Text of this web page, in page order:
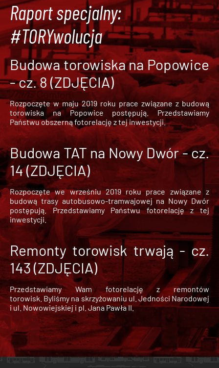
Raport specjalny:
#TORYwolucja
Budowa torowiska na Popowice
- cz. 8 (ZDJĘCIA)
Rozpoczęte w maju 2019 roku prace związane z budową
torowiska na Popowice
postępują. Przedstawiamy
Państwu obszerną fotorelację z tej inwestycji.
Budowa TAT na Nowy Dwór - cz.
14 (ZDJĘCIA)
Rozpoczęte we wrześniu 2019 roku prace związane z
budową trasy autobusowo-tramwajowej na Nowy Dwór
postępują. Przedstawiamy Państwu fotorelację z tej
inwestycji.
Remonty torowisk trwają - cz.
143 (ZDJĘCIA)
Przedstawiamy Wam fotorelację z remontów
torowisk. Byliśmy na skrzyżowaniu ul. Jedności Narodowej
i ul. Nowowiejskiej i pl. Jana Pawła II.